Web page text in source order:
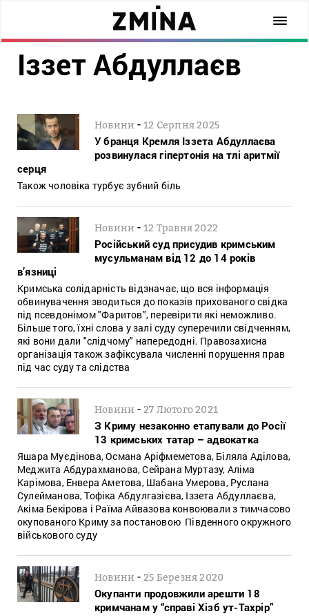
Іззет Абдуллаєв
Новини -12 Серпня 2025
У бранця Кремля Іззета Абдуллаєва
розвинулася гіпертонія на тлі аритмії
серця
Також чоловіка турбує зубний біль
Новини -12 Травня 2022
Російський суд присудив кримським
мусульманам від 12 до 14 років
в’язниці
Кримська солідарність відзначає, що вся інформація
обвинувачення зводиться до показів прихованого свідка
під псевдонімом "Фаритов", перевірити які неможливо.
Більше того, їхні слова у залі суду суперечили свідченням,
які вони дали "слідчому" напередодні. Правозахисна
організація також зафіксувала численні порушення прав
під час суду та слідства
Новини -27 Лютого 2021
З Криму незаконно етапували до Росії
13 кримських татар – адвокатка
Яшара Муєдінова, Османа Аріфмеметова, Біляла Аділова,
Меджита Абдурахманова, Сейрана Муртазу, Аліма
Карімова, Енвера Аметова, Шабана Умерова, Руслана
Сулейманова, Тофіка Абдулгазієва, Іззета Абдуллаєва,
Акіма Бекірова і Раїма Айвазова конвоювали з тимчасово
окупованого Криму за постановою Південного окружного
військового суду
Новини -25 Березня 2020
Окупанти продовжили арешти 18
кримчанам у “справі Хізб ут-Тахрір”